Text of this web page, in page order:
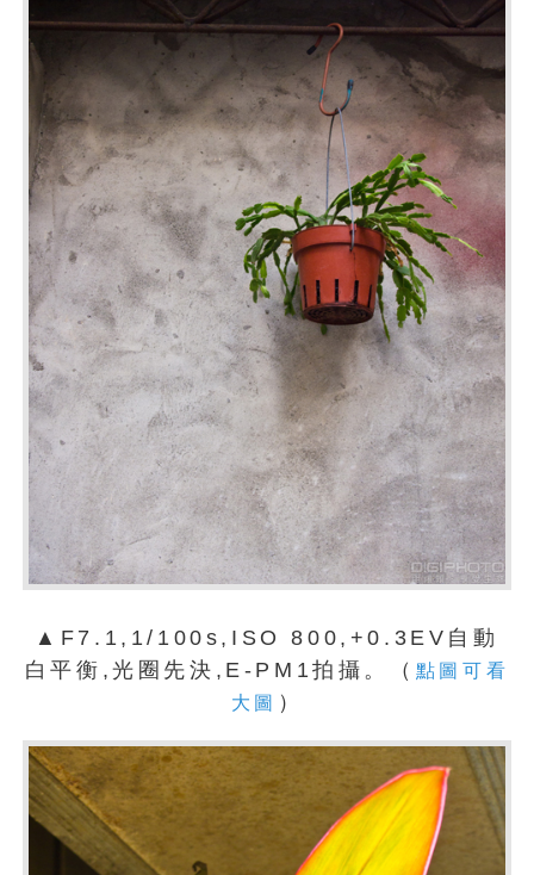
▲F7.1,1/100s,ISO 800,+0.3EV自動
白平衡,光圈先決,E-PM1拍攝。（ 點圖可看
大圖 ）